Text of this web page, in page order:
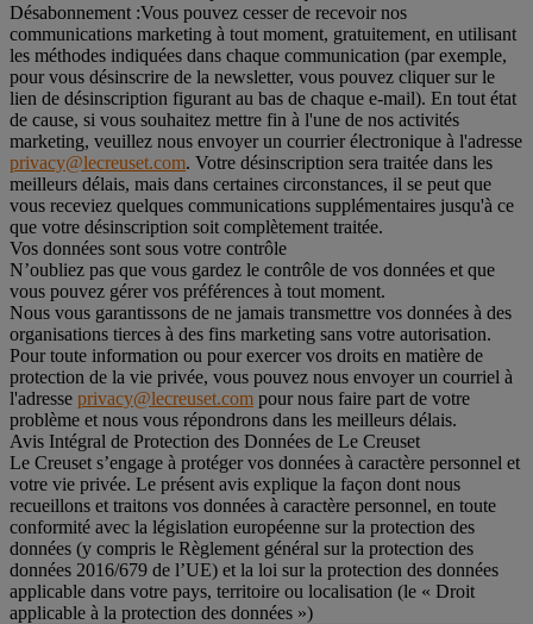
Désabonnement :Vous pouvez cesser de recevoir nos
communications marketing à tout moment, gratuitement, en utilisant
les méthodes indiquées dans chaque communication (par exemple,
pour vous désinscrire de la newsletter, vous pouvez cliquer sur le
lien de désinscription figurant au bas de chaque e-mail). En tout état
de cause, si vous souhaitez mettre fin à l'une de nos activités
marketing, veuillez nous envoyer un courrier électronique à l'adresse
privacy@lecreuset.com. Votre désinscription sera traitée dans les
meilleurs délais, mais dans certaines circonstances, il se peut que
vous receviez quelques communications supplémentaires jusqu'à ce
que votre désinscription soit complètement traitée.
Vos données sont sous votre contrôle
N’oubliez pas que vous gardez le contrôle de vos données et que
vous pouvez gérer vos préférences à tout moment.
Nous vous garantissons de ne jamais transmettre vos données à des
organisations tierces à des fins marketing sans votre autorisation.
Pour toute information ou pour exercer vos droits en matière de
protection de la vie privée, vous pouvez nous envoyer un courriel à
l'adresse privacy@lecreuset.com pour nous faire part de votre
problème et nous vous répondrons dans les meilleurs délais.
Avis Intégral de Protection des Données de Le Creuset
Le Creuset s’engage à protéger vos données à caractère personnel et
votre vie privée. Le présent avis explique la façon dont nous
recueillons et traitons vos données à caractère personnel, en toute
conformité avec la législation européenne sur la protection des
données (y compris le Règlement général sur la protection des
données 2016/679 de l’UE) et la loi sur la protection des données
applicable dans votre pays, territoire ou localisation (le « Droit
applicable à la protection des données »)